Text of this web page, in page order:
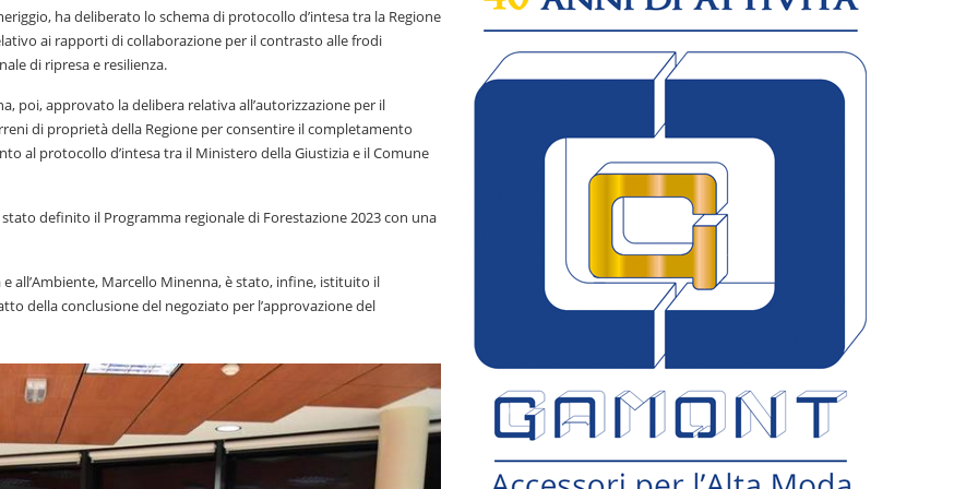
ha deliberato lo schema di protocollo d’intesa tra la Regione
ai rapporti di collaborazione per il contrasto alle frodi
di ripresa e resilienza.
poi, approvato la delibera relativa all’autorizzazione per il
di proprietà della Regione per consentire il completamento
al protocollo d’intesa tra il Ministero della Giustizia e il Comune
stato definito il Programma regionale di Forestazione 2023 con una
all’Ambiente, Marcello Minenna, è stato, infine, istituito il
della conclusione del negoziato per l’approvazione del